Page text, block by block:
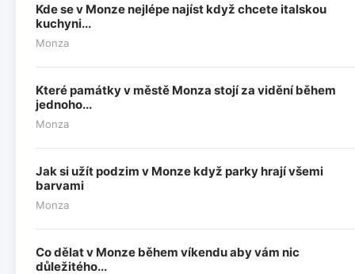
Kde se v Monze nejlépe najíst když chcete italskou
kuchyni...
Monza
Které památky v městě Monza stojí za vidění během
jednoho...
Monza
Jak si užít podzim v Monze když parky hrají všemi
barvami
Monza
Co dělat v Monze během víkendu aby vám nic
důležitého...